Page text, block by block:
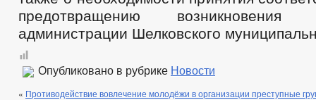
предотвращению
администрации Шелковского
Опубликовано в рубрике Новости
« Противодействие вовлечение молодёжи в организации преступные